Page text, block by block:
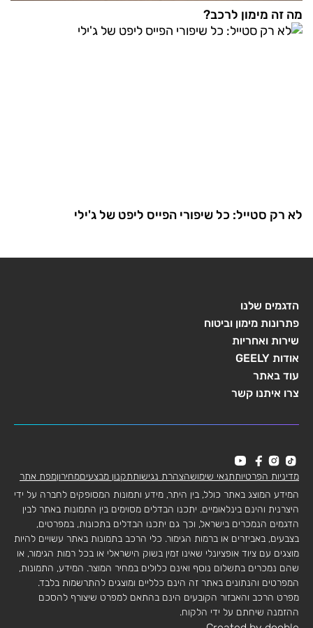
מה זה מימון לרכב?
לא רק סטייל: כל שיפורי הפייס ליפט של ג'ילי
הדגמים שלנו
פתרונות מימון וביטוח
שירות ואחריות
אודות GEELY
עוד באתר
צרו איתנו קשר
מדיניות הפרטיותתנאי שימושהצהרת נגישותתקנון מבצעיםמחירוןמפת אתר
המידע המוצג באתר כולל, בין היתר, מידע ותמונות המסופקים לחברה על ידי
היצרנית והינם בינלאומיים. יתכנו הבדלים מסוימים בין התמונות באתר לבין
הדגמים הנמכרים בישראל, וכך גם יתכנו הבדלים בתכונות, במפרטים,
בצבעים, באביזרים או ברמות הגימור. כלי הרכב בתמונות באתר עשויים להיות
מוצגים עם ציוד אופציונלי שאינו זמין בשוק הישראלי או בכל רמות הגימור, או
שהם נמכרים בתשלום נוסף ואינם כלולים במחיר המוצר. המידע, התמונות,
המפרטים והנתונים באתר זה הינם כלליים ומוצגים להתרשמות בלבד.
מפרט הרכב והאבזור הקובעים הינם בהתאם למפרט שיצורף להסכם
ההזמנה שיחתם על ידי הלקוח.